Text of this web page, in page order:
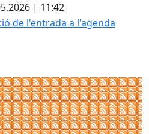
| 11:42
l'entrada a l'agenda